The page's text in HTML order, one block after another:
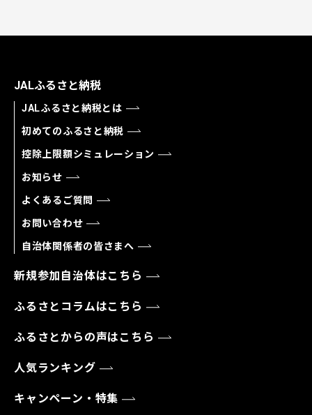
JALふるさと納税
JALふるさと納税とは
初めてのふるさと納税
控除上限額シミュレーション
お知らせ
よくあるご質問
お問い合わせ
自治体関係者の皆さまへ
新規参加自治体はこちら
ふるさとコラムはこちら
ふるさとからの声はこちら
人気ランキング
キャンペーン・特集